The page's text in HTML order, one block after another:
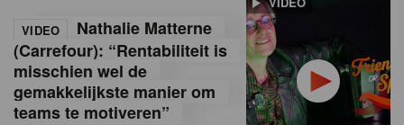
VIDEO
Nathalie Matterne
(Carrefour): “Rentabiliteit is
misschien wel de
gemakkelijkste manier om
teams te motiveren”